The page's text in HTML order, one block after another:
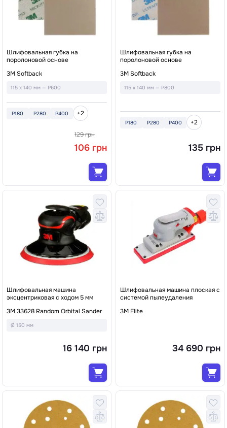
Шлифовальная губка на
поролоновой основе
3M Softback
115 x 140 мм — P600
P180 P280 P400 +2
129 грн
106 грн
Шлифовальная губка на
поролоновой основе
3M Softback
115 x 140 мм — P800
P180 P280 P400 +2
135 грн
Шлифовальная машина
эксцентриковая с ходом 5 мм
3M 33628 Random Orbital Sander
Ø 150 мм
16 140 грн
Шлифовальная машина плоская с
системой пылеудаления
3M Elite
34 690 грн